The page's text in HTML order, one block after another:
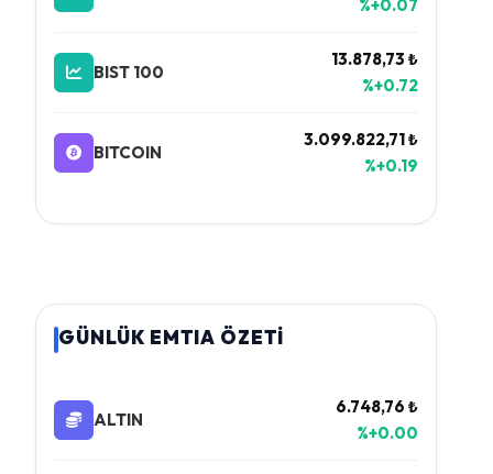
%+0.07
BIST 100
13.878,73 ₺
%+0.72
BITCOIN
3.099.822,71 ₺
%+0.19
GÜNLÜK EMTIA ÖZETİ
ALTIN
6.748,76 ₺
%+0.00